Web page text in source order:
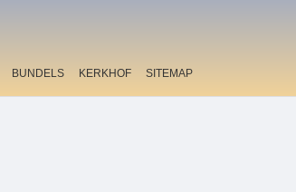
BUNDELS KERKHOF SITEMAP